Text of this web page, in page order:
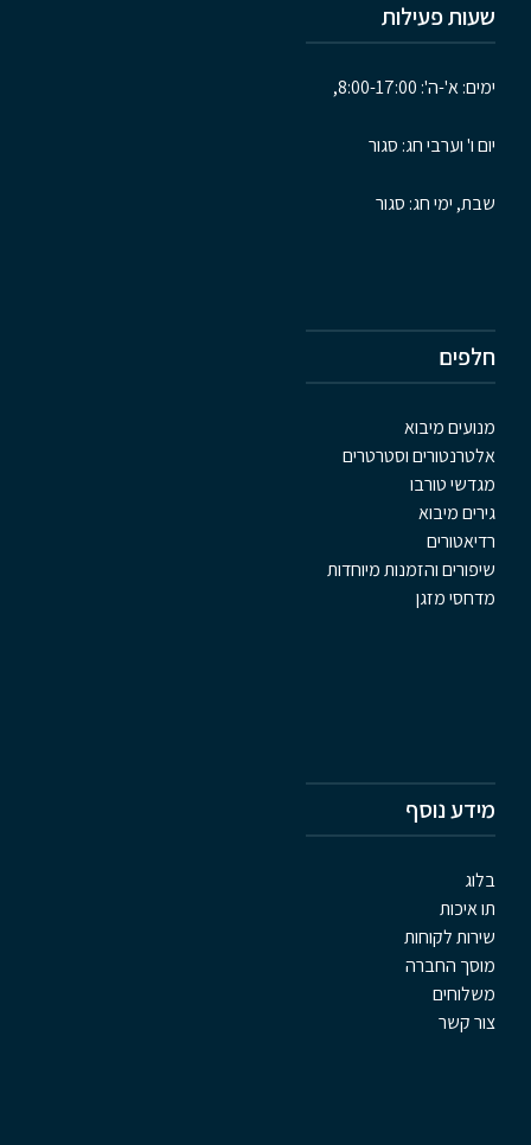
שעות פעילות
ימים: א'-ה': 8:00-17:00,
יום ו' וערבי חג: סגור
שבת, ימי חג: סגור
חלפים
מנועים מיבוא
אלטרנטורים וסטרטרים
מגדשי טורבו
גירים מיבוא
רדיאטורים
שיפורים והזמנות מיוחדות
מדחסי מזגן
מידע נוסף
בלוג
תו איכות
שירות לקוחות
מוסך החברה
משלוחים
צור קשר